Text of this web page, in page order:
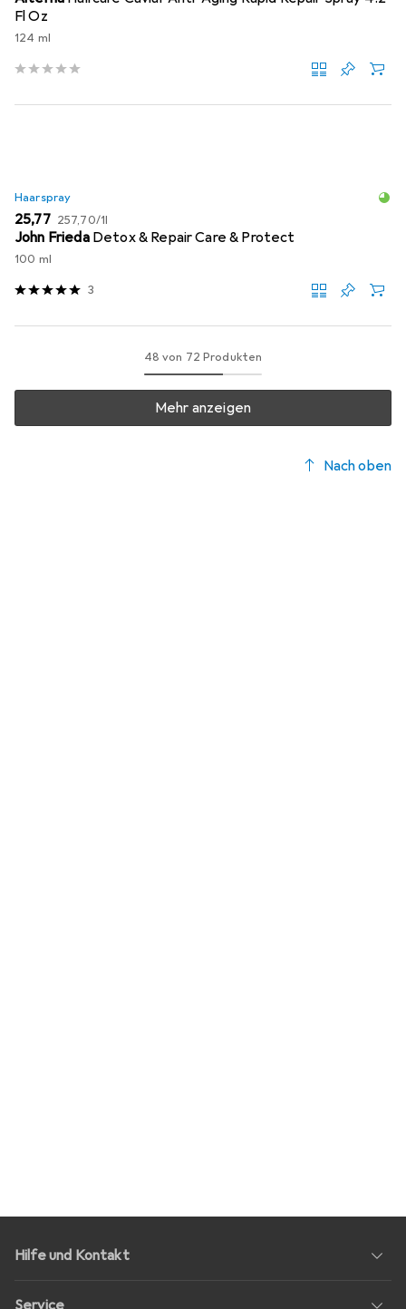
Fl Oz
124 ml
Haarspray
EUR
25,77 EUR
257,70/1l
John Frieda Detox & Repair Care & Protect
100 ml
3
48 von 72 Produkten
Mehr anzeigen
Nach oben
Hilfe und Kontakt
Service